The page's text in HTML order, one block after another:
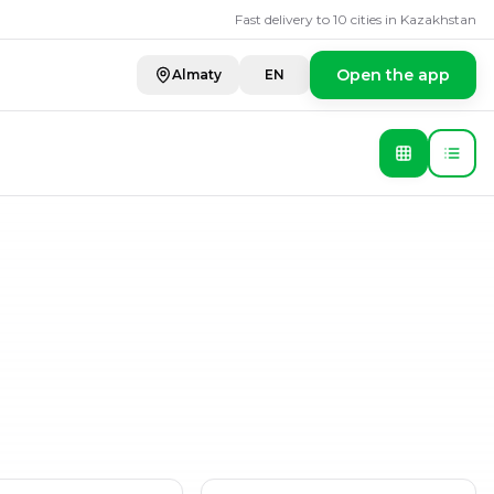
Fast delivery to 10 cities in Kazakhstan
Almaty EN Open the app